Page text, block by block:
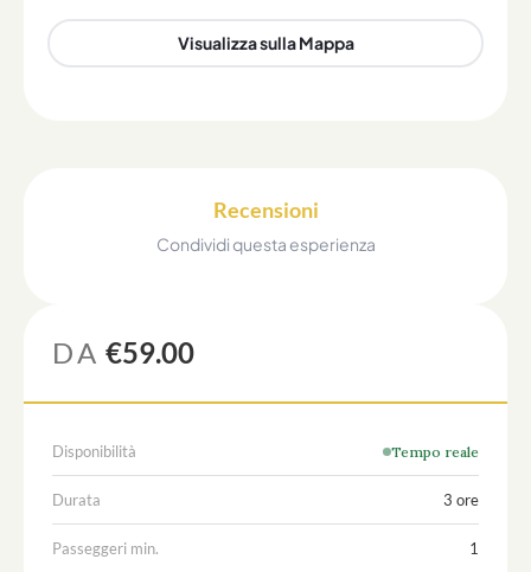
Visualizza sulla Mappa
Recensioni
Condividi questa esperienza
DA €59.00
Disponibilità Tempo reale
Durata 3 ore
Passeggeri min. 1